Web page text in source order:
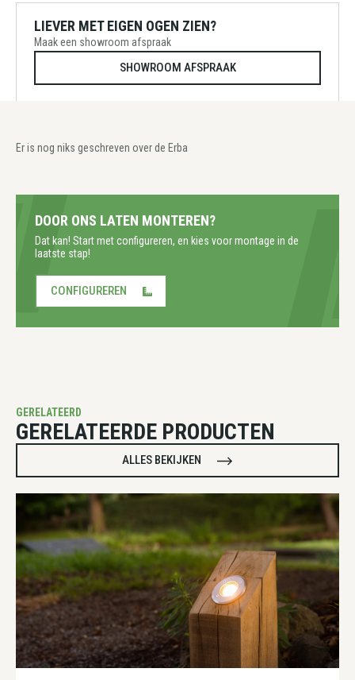
LIEVER MET EIGEN OGEN ZIEN?
Maak een showroom afspraak
SHOWROOM AFSPRAAK
Er is nog niks geschreven over de Erba
DOOR ONS LATEN MONTEREN?
Dat kan! Start met configureren, en kies voor montage in de
laatste stap!
CONFIGUREREN
GERELATEERD
GERELATEERDE PRODUCTEN
ALLES BEKIJKEN